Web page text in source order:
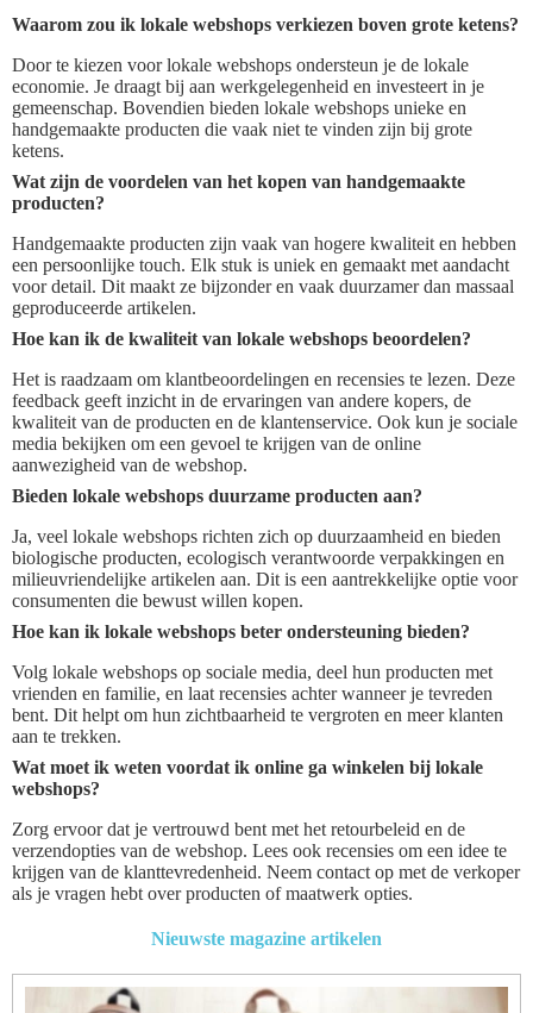
Waarom zou ik lokale webshops verkiezen boven grote ketens?
Door te kiezen voor lokale webshops ondersteun je de lokale
economie. Je draagt bij aan werkgelegenheid en investeert in je
gemeenschap. Bovendien bieden lokale webshops unieke en
handgemaakte producten die vaak niet te vinden zijn bij grote
ketens.
Wat zijn de voordelen van het kopen van handgemaakte
producten?
Handgemaakte producten zijn vaak van hogere kwaliteit en hebben
een persoonlijke touch. Elk stuk is uniek en gemaakt met aandacht
voor detail. Dit maakt ze bijzonder en vaak duurzamer dan massaal
geproduceerde artikelen.
Hoe kan ik de kwaliteit van lokale webshops beoordelen?
Het is raadzaam om klantbeoordelingen en recensies te lezen. Deze
feedback geeft inzicht in de ervaringen van andere kopers, de
kwaliteit van de producten en de klantenservice. Ook kun je sociale
media bekijken om een gevoel te krijgen van de online
aanwezigheid van de webshop.
Bieden lokale webshops duurzame producten aan?
Ja, veel lokale webshops richten zich op duurzaamheid en bieden
biologische producten, ecologisch verantwoorde verpakkingen en
milieuvriendelijke artikelen aan. Dit is een aantrekkelijke optie voor
consumenten die bewust willen kopen.
Hoe kan ik lokale webshops beter ondersteuning bieden?
Volg lokale webshops op sociale media, deel hun producten met
vrienden en familie, en laat recensies achter wanneer je tevreden
bent. Dit helpt om hun zichtbaarheid te vergroten en meer klanten
aan te trekken.
Wat moet ik weten voordat ik online ga winkelen bij lokale
webshops?
Zorg ervoor dat je vertrouwd bent met het retourbeleid en de
verzendopties van de webshop. Lees ook recensies om een idee te
krijgen van de klanttevredenheid. Neem contact op met de verkoper
als je vragen hebt over producten of maatwerk opties.
Nieuwste magazine artikelen